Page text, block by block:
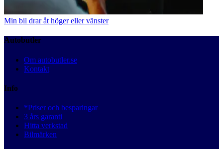
Min bil drar åt höger eller vänster
Autobutler
Om autobutler.se
Kontakt
Info
*Priser och besparingar
3 års garanti
Hitta verkstad
Bilmärken